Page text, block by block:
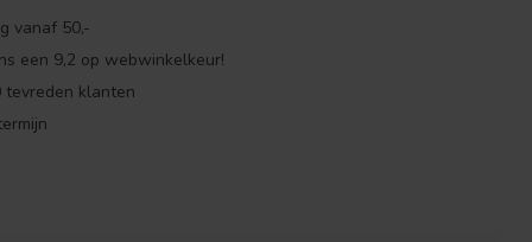
vanaf 50,-
een 9,2 op webwinkelkeur!
tevreden klanten